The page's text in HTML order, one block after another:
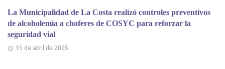
La Municipalidad de La Costa realizó controles preventivos
de alcoholemia a choferes de COSYC para reforzar la
seguridad vial
15 de abril de 2025